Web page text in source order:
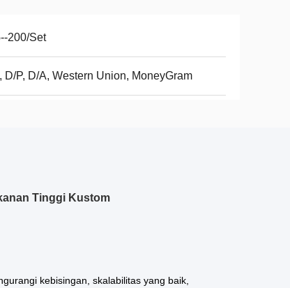
200/Set
D/P, D/A, Western Union, MoneyGram
Tinggi Kustom
kebisingan, skalabilitas yang baik,